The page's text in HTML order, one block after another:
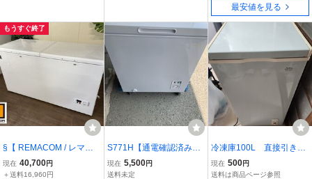
最安値を見る
もうすぐ終了
§【 REMACOM / レマコ
ム RCY-405 405L 冷凍ス
トッカー 冷凍庫 急速冷凍
現在 40,700円
＋送料16,960円
S771H【通電確認済み・
未使用】YAMAZEN 山善
冷凍庫 YF-C70（W）
現在 5,500円
送料未定
冷凍庫100L 直接引き取
りのみ発送無し
現在 500円
送料は商品ページ参照